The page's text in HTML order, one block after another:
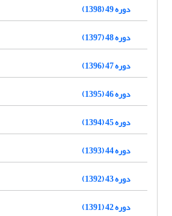
دوره 49 (1398)
دوره 48 (1397)
دوره 47 (1396)
دوره 46 (1395)
دوره 45 (1394)
دوره 44 (1393)
دوره 43 (1392)
دوره 42 (1391)